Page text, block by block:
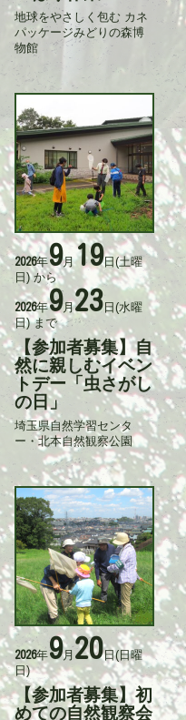
力
地球をやさしく包む カネ
パッケージみどりの森博
物館
活
動
日
2026年9月19日(土曜
日) から
2026年9月23 日(水曜
日) まで
タ
イ
ト
【参加者募集】自
然に親しむイベン
トデー「虫さがし
の日」
力
者
埼玉県自然学習センタ
ー・北本自然観察公園
活
動
日
時
2026年9月 20日(日曜
日)
タ
イ
【参加者募集】初
めての自然観察会